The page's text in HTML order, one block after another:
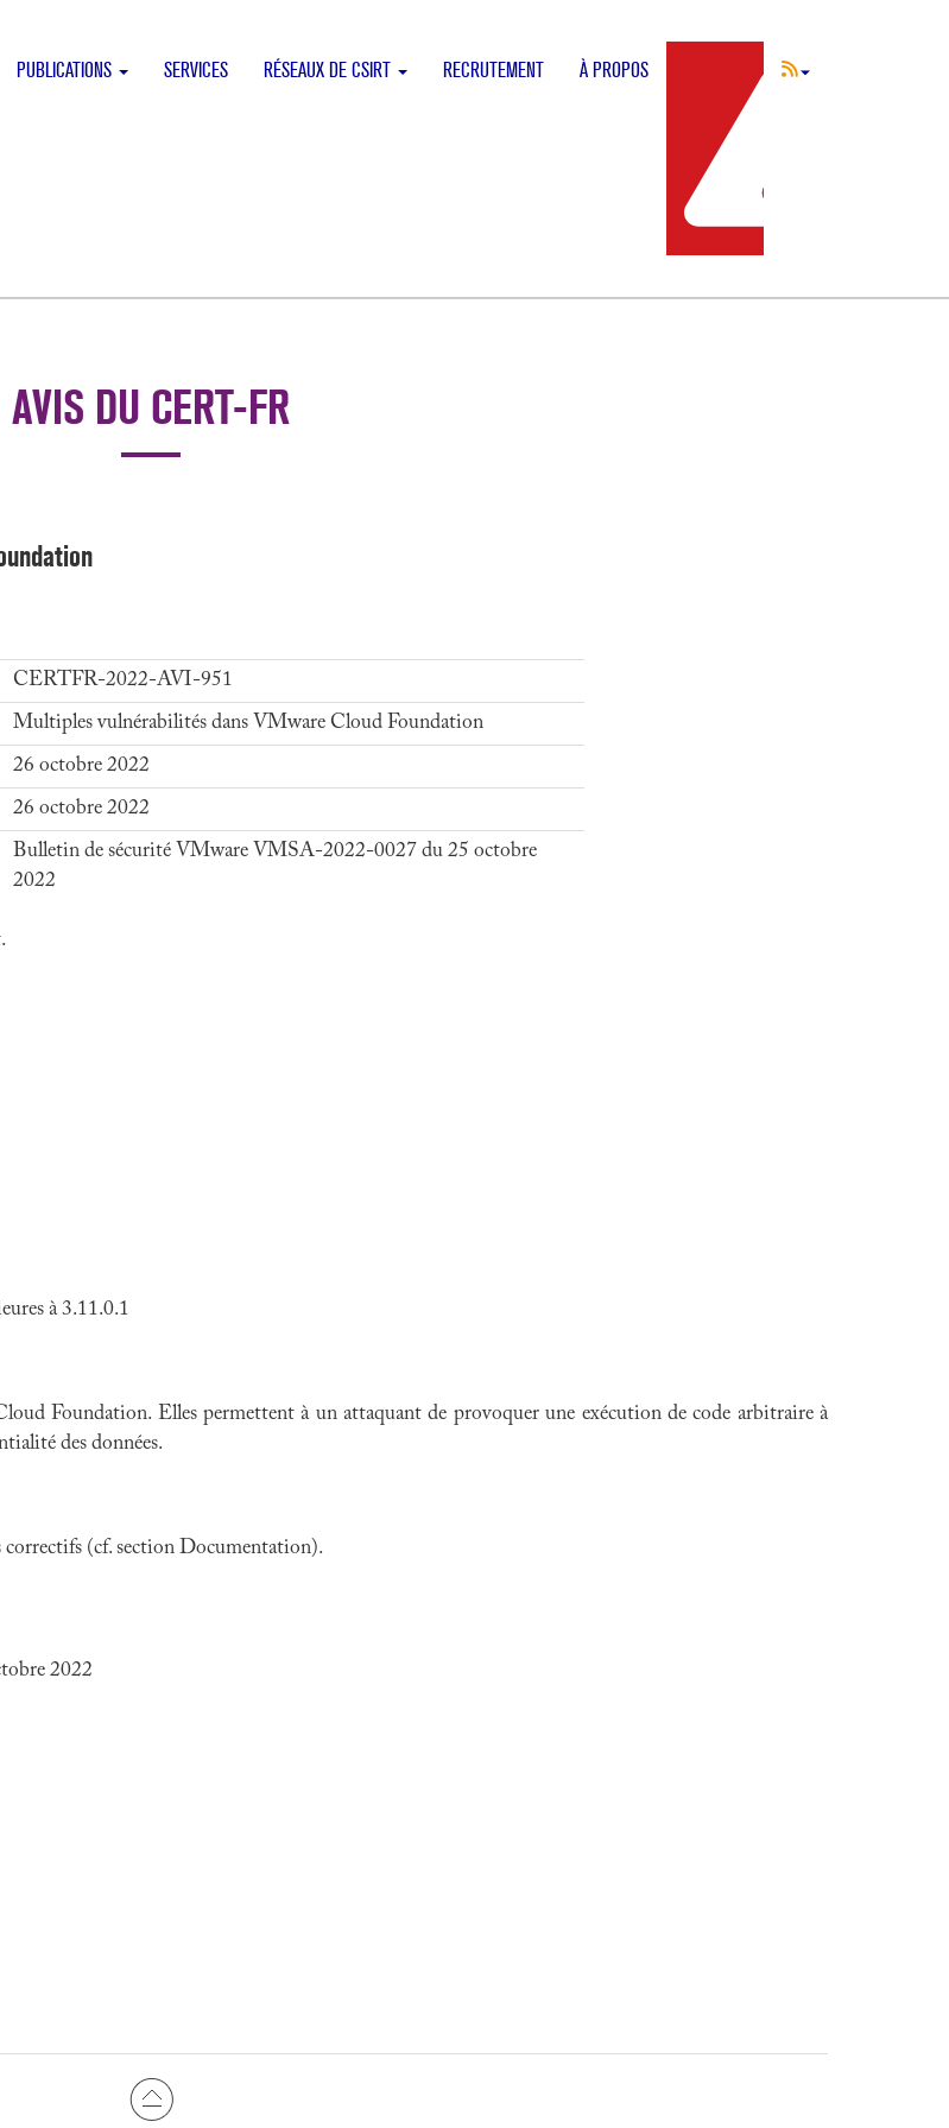
PUBLICATIONS SERVICES RÉSEAUX DE CSIRT RECRUTEMENT À PROPOS
AVIS DU CERT-FR
CERTFR-2022-AVI-951
Multiples vulnérabilités dans VMware Cloud Foundation
26 octobre 2022
26 octobre 2022
Bulletin de sécurité VMware VMSA-2022-0027 du 25 octobre
2022
à 3.11.0.1
Foundation. Elles permettent à un attaquant de provoquer une exécution de code arbitraire à
des données.
(cf. section Documentation).
2022